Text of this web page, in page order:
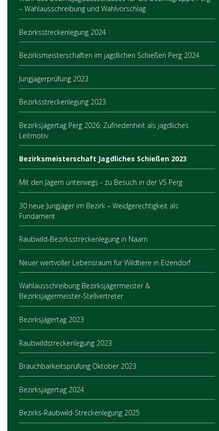
– Wahlausschreibung und Wahlvorschlag
Bezirksstreckenlegung 2024
Bezirksmeisterschaften im jagdlichen Schießen Perg 2024
Jungjägerprüfung 2023
Bezirksstreckenlegung 2023
Bezirksjägertag Perg 2026: Zufriedenheit als jagdliches
Leitmotiv
Bezirksmeisterschaft Jagdliches Schießen 2023
Mit den Jägern unterwegs - zu Besuch in der VS Perg
30 neue Jungjäger im Bezirk – Weidgerechtigkeit als
Fundament
Raubwild-Bezirksstreckenlegung in Naarn
Neuer wertvoller Lebensraum für Wildtiere in Eizendorf
Wahlausschreibung Bezirksjägermeister &
Bezirksjägermeister-Stellvertreter
Bezirksjägertag 2023
Raubwildstreckenlegung 2023
Brauchbarkeitsprüfung Oktober 2023
Bezirksjägertag 2024
Bezirks-Raubwild-Streckenlegung 2025